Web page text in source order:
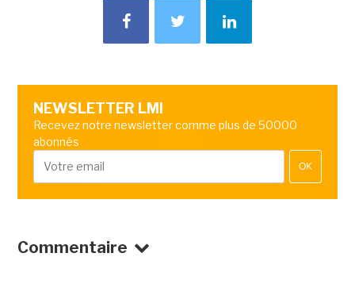
NEWSLETTER LMI
Recevez notre newsletter comme plus de 50000
abonnés
OK
Commentaire